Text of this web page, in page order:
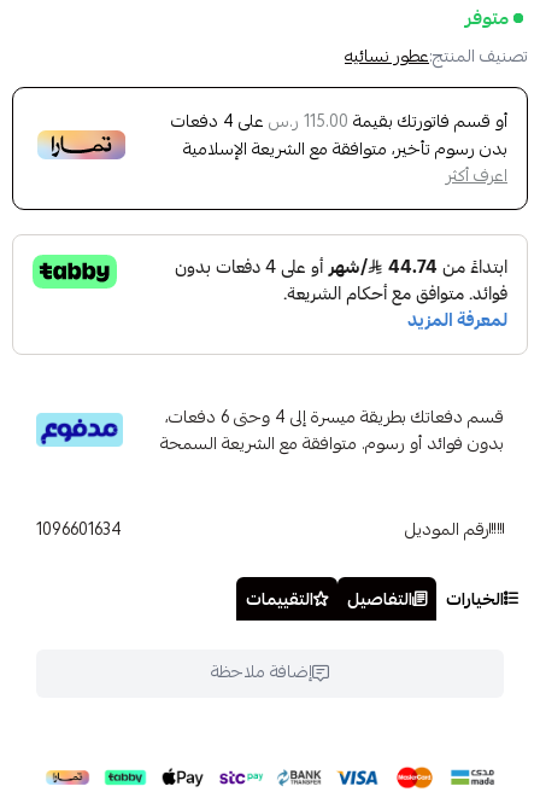
متوفر
تصنيف المنتج:عطور نسائيه
أو قسم فاتورتك بقيمة 115.00 ر.س على4 دفعات
بدون رسوم تأخير، متوافقة مع الشريعة الإسلامية
اعرف أكثر
قسم دفعاتك بطريقة ميسرة إلى 4 وحتى 6 دفعات،
بدون فوائد أو رسوم. متوافقة مع الشريعة السمحة
رقم الموديل 1096601634
الخيارات التفاصيل التقييمات
إضافة ملاحظة